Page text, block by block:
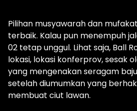
Pilihan musyawarah dan
terbaik. Kalau pun menempuh
02 tetap unggul. Lihat saja, Ball
lokasi, lokasi konferprov, sesak
yang mengenakan seragam
setelah diumumkan yang
membuat ciut lawan.